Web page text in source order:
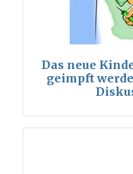
Das neue
geimpft